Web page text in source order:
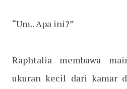
“Um.. Apa ini?”
Raphtalia membawa
ukuran kecil dari kamar